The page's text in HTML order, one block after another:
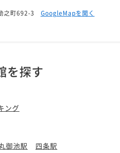
之町692-3 GoogleMapを開く
を探す
ング
御池駅 四条駅